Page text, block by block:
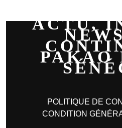
ACTU,
PAKAO
POLITIQUE DE
CONDITION